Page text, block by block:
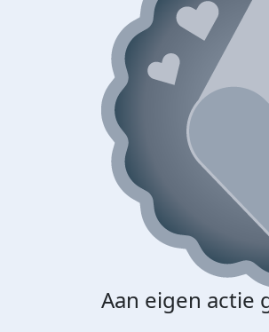
Aan eigen actie